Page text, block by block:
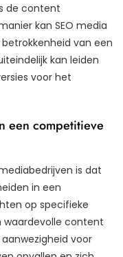
de content
kan SEO media
van een
kan leiden
voor het
een competitieve
is dat
in een
op specifieke
waardevolle content
voor